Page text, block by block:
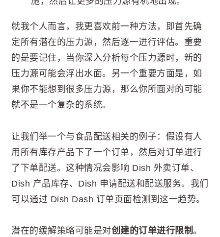
就我个人而言，我更喜欢前一种方法，即首先确
定所有潜在的压力源，然后逐一进行评估。重要
的是要记住，当你深入分析每个压力源时，新的
压力源可能会浮出水面。另一个重要方面是，如
果你不能想到很多压力源，那么你所面对的可能
就不是一个复杂的系统。
让我们举一个与食品配送相关的例子：假设有人
用所有库存产品下了一个订单，然后对订单进行
了下单配送。这种情况会影响 Dish 外卖订单、
Dish 产品库存、Dish 申请配送和配送服务。我们
可以通过 Dish Dash 订单页面检测到这一趋势。
潜在的缓解策略可能是对创建的订单进行限制。